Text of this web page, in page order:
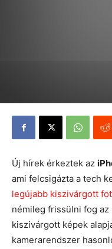
Új hírek érkeztek az
ami felcsigázta a tech
legújabb kiszivárgott
némileg frissülni fog
kiszivárgott képek
kamerarendszer